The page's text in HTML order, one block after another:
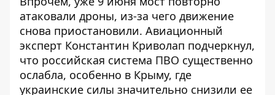
атаковали дроны, из-за чего движение
снова приостановили. Авиационный
эксперт Константин Криволап подчеркнул,
что российская система ПВО существенно
ослабла, особенно в Крыму, где
украинские силы значительно снизили ее